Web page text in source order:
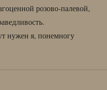
розово-палевой,
нужен я, понемногу